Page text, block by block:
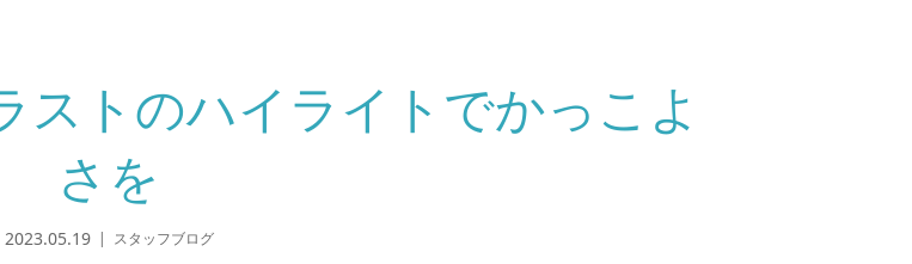
ストのハイライトでかっこよ
さを
2023.05.19 スタッフブログ